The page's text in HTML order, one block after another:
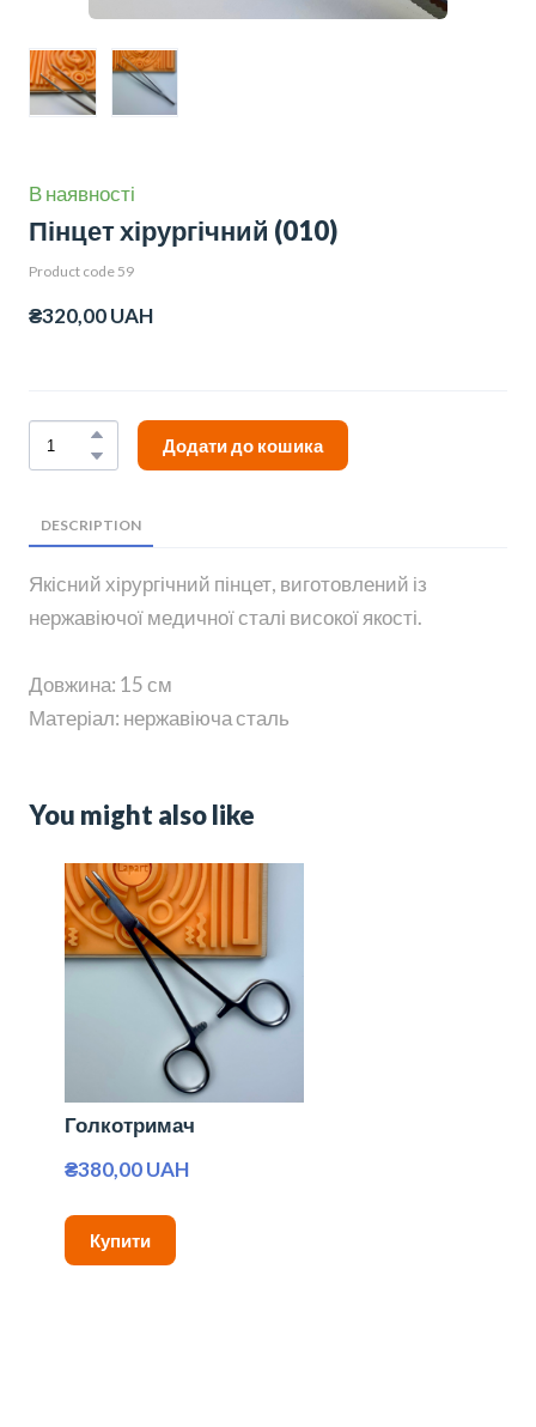
В наявності
Пінцет хірургічний (010)
Product code 59
₴320,00 UAH
Додати до кошика
DESCRIPTION
Якісний хірургічний пінцет, виготовлений із
нержавіючої медичної сталі високої якості.
Довжина: 15 см
Матеріал: нержавіюча сталь
You might also like
Голкотримач
₴380,00 UAH
Купити